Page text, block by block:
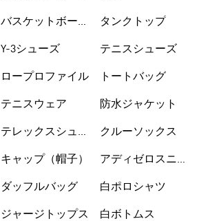
バスケットボール
Y-3シューズ
ロープロファイル
テニスウェア
テレックスシュー
キャップ（帽子）
ダッフルバッグ
ジャージトップス
タンクトップ
テニスシューズ
トートバッグ
防水ジャケット
クルーソックス
アディゼロスニー
白ポロシャツ
白ボトムス